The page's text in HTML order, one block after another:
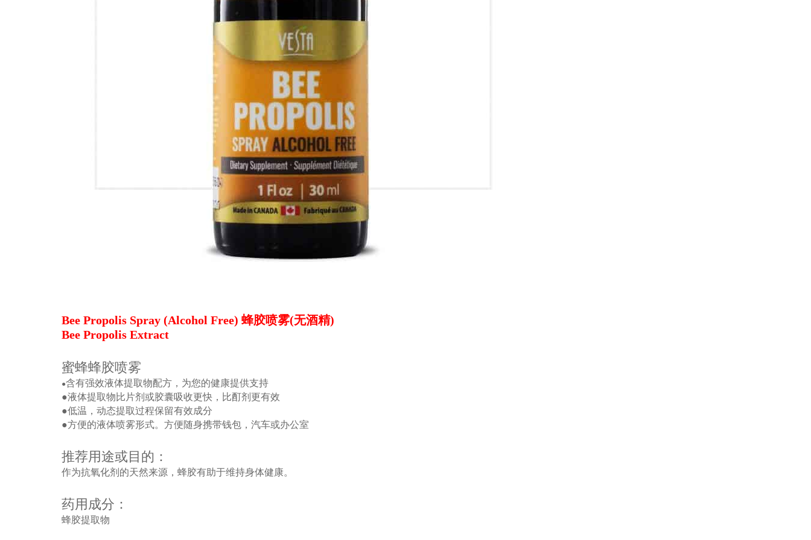
Bee Propolis Spray (Alcohol Free) 蜂胶喷雾(无酒精)
Bee Propolis Extract
蜜蜂蜂胶喷雾
●含有强效液体提取物配方，为您的健康提供支持
●液体提取物比片剂或胶囊吸收更快，比酊剂更有效
●低温，动态提取过程保留有效成分
●方便的液体喷雾形式。方便随身携带钱包，汽车或办公室
推荐用途或目的：
作为抗氧化剂的天然来源，蜂胶有助于维持身体健康。
药用成分：
蜂胶提取物